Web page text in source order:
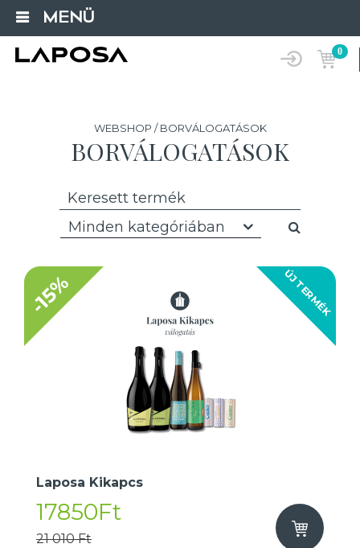
MENÜ
0
WEBSHOP / BORVÁLOGATÁSOK
BORVÁLOGATÁSOK
Minden kategóriában
ÚJ TERMÉK
-15%
Laposa Kikapcs
17850Ft
21 010 Ft